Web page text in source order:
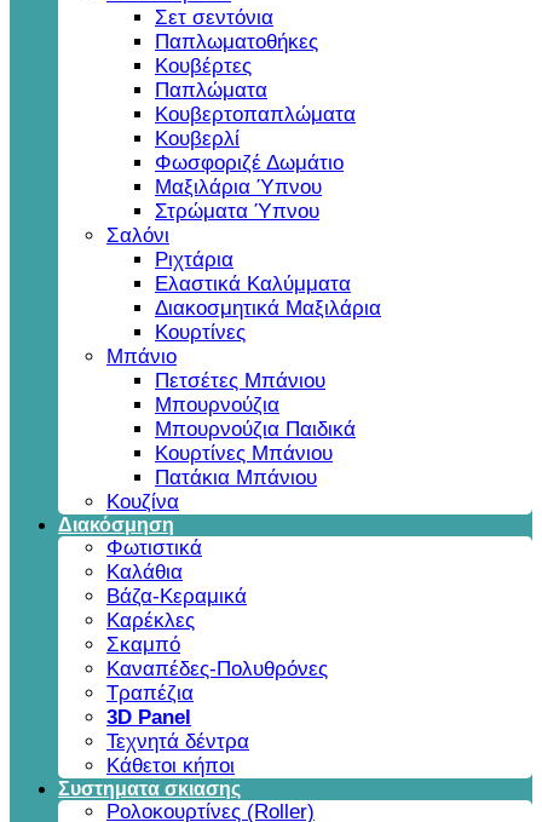
Σετ σεντόνια
Παπλωματοθήκες
Κουβέρτες
Παπλώματα
Κουβερτοπαπλώματα
Κουβερλί
Φωσφοριζέ Δωμάτιο
Μαξιλάρια Ύπνου
Στρώματα Ύπνου
Σαλόνι
Ριχτάρια
Ελαστικά Καλύμματα
Διακοσμητικά Μαξιλάρια
Κουρτίνες
Μπάνιο
Πετσέτες Μπάνιου
Μπουρνούζια
Μπουρνούζια Παιδικά
Κουρτίνες Μπάνιου
Πατάκια Μπάνιου
Κουζίνα
Διακόσμηση
Φωτιστικά
Καλάθια
Βάζα-Κεραμικά
Καρέκλες
Σκαμπό
Καναπέδες-Πολυθρόνες
Τραπέζια
3D Panel
Τεχνητά δέντρα
Κάθετοι κήποι
Συστηματα σκιασης
Ρολοκουρτίνες (Roller)